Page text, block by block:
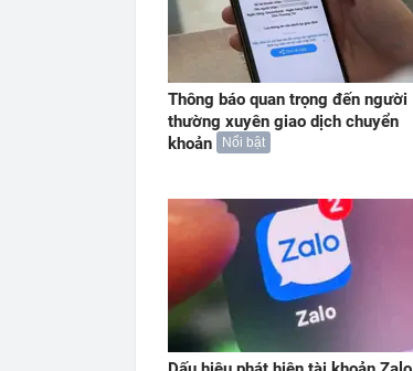
Thông báo quan trọng đến người
thường xuyên giao dịch chuyển
khoản
Nổi bật